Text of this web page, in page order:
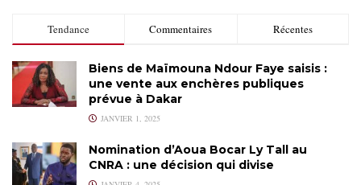
Tendance Commentaires Récentes
Biens de Maïmouna Ndour Faye saisis :
une vente aux enchères publiques
prévue à Dakar
JANVIER 1, 2025
Nomination d’Aoua Bocar Ly Tall au
CNRA : une décision qui divise